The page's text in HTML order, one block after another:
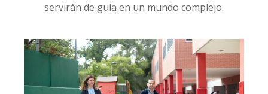
servirán de guía en un mundo complejo.